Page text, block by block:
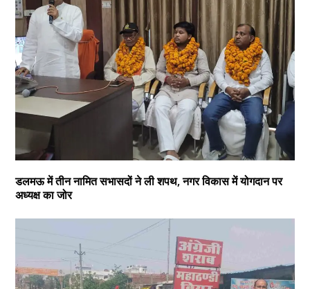
डलमऊ में तीन नामित सभासदों ने ली शपथ, नगर विकास में योगदान पर
अध्यक्ष का जोर